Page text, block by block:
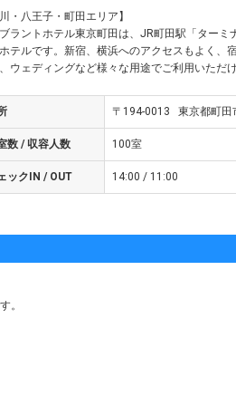
川・八王子・町田エリア】
ラントホテル東京町田は、JR町田駅「ターミ
テルです。新宿、横浜へのアクセスもよく、
ウェディングなど様々な用途でご利用いただけ
〒194-0013 東京都町田
数 / 収容人数 100室
ックIN / OUT 14:00 / 11:00
。